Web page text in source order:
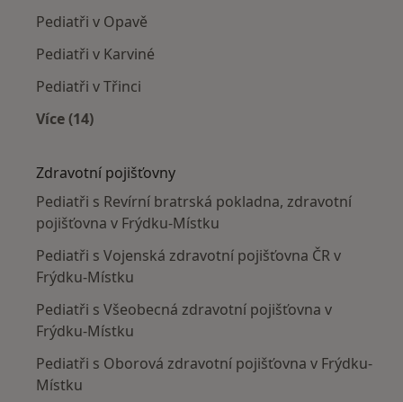
Pediatři v Opavě
Pediatři v Karviné
Pediatři v Třinci
Více (14)
Zdravotní pojišťovny
Pediatři s Revírní bratrská pokladna, zdravotní
pojišťovna v Frýdku-Místku
Pediatři s Vojenská zdravotní pojišťovna ČR v
Frýdku-Místku
Pediatři s Všeobecná zdravotní pojišťovna v
Frýdku-Místku
Pediatři s Oborová zdravotní pojišťovna v Frýdku-
Místku